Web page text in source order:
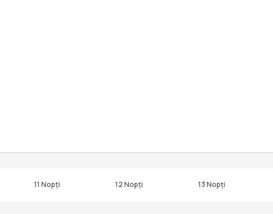
11 Nopți 12 Nopți 13 Nopți